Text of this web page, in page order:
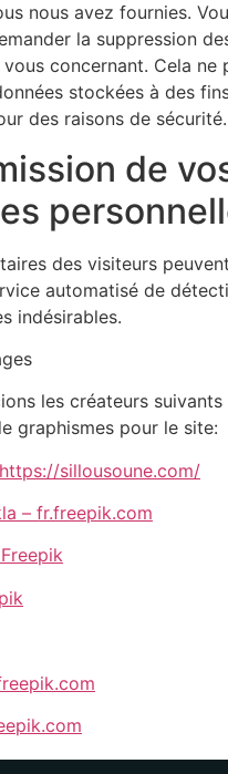
nous avez fournies.
la suppression
concernant. Cela ne
stockées à des
des raisons de sécurité.
de
des visiteurs
automatisé de
indésirables.
les créateurs
graphismes pour le site:
https://sillousoune.com/
– fr.freepik.com